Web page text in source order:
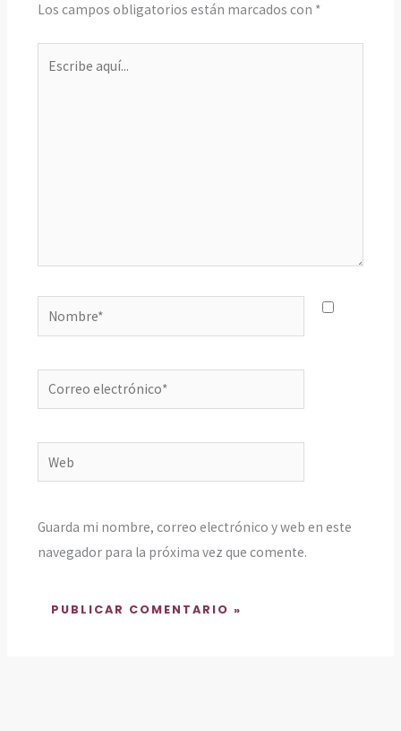
Los campos obligatorios están marcados con *
Nombre*
Correo
electrónico*
Web
Guarda mi nombre, correo electrónico y web en este
navegador para la próxima vez que comente.